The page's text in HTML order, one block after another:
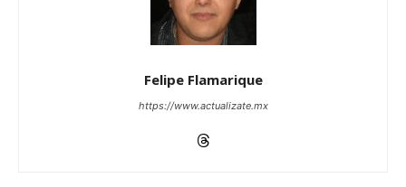
Felipe Flamarique
https://www.actualizate.mx